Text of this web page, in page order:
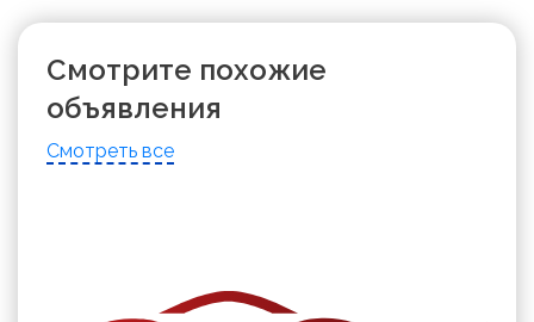
Смотрите похожие
объявления
Смотреть все